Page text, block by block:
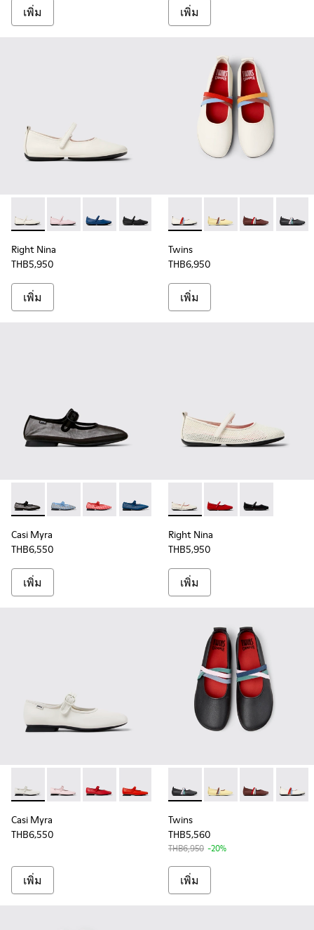
เพิ่ม เพิ่ม
Right Nina - K201365-024 - รองเท้าหนังสีขาวสําหรับผู้หญิง
Right Nina - K201365-034 - รองเท้าบัลเลริน่าหนังสี
Right Nina - K201365-033 - รองเท้าบัลเลริน่
Right Nina - K201365-021 - รองเท้าห
Right Nina
THB5,950
เพิ่ม
Twins - K201665-001 - รอ
Twins - K201665-013
Twins -Twins
Twins
THB6,950
เพิ่ม
Casi Myra - K201628-003 - รองเท้าบัลเลริน่าผ้าสีดําสําหรับผู้
Casi Myra - K201628-011
Casi Myra - K201628-010
Casi Myra - K201628-008
Casi Myra - K201628-007
Casi Myra - K201628-
Casi Myra -
Casi
Casi Myra
THB6,550
เพิ่ม
Right Nina - K201402-010
Right Nina -Right Nina -
Right Nina
THB5,950
เพิ่ม
Casi Myra - K201629-002 - รองเท้าบัลเลริน่าหนังสีขาวสําหรั
Casi Myra - K201629-015 - รองเท้าบัลเลริน่าหนังสีช
Casi Myra - K201629-014
Casi Myra - K201629-003 - Red
Casi Myra
THB6,550
เพิ่ม
Twins - K201665-011 - รอ
Twins - K201665-013
Twins -Twins
Twins
THB5,560
THB6,950 -20%
เพิ่ม